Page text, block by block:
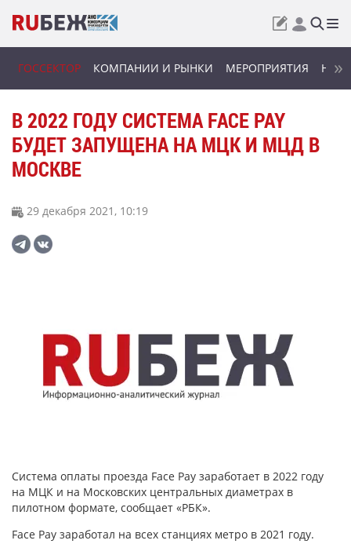
ГОССЕКТОР КОМПАНИИ И РЫНКИ МЕРОПРИЯТИЯ
В 2022 ГОДУ СИСТЕМА FACE PAY
БУДЕТ ЗАПУЩЕНА НА МЦК И МЦД В
МОСКВЕ
29 декабря 2021, 10:19
Система оплаты проезда Face Pay заработает в 2022 году
на МЦК и на Московских центральных диаметрах в
пилотном формате, сообщает «РБК».
Face Pay заработал на всех станциях метро в 2021 году.